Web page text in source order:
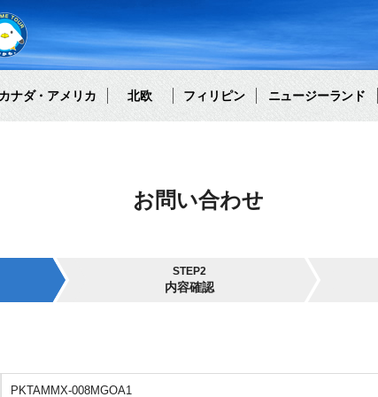
ナダ・アメリカ 北欧 フィリピン ニュージーランド
お問い合わせ
STEP2
内容確認
PKTAMMX-008MGOA1